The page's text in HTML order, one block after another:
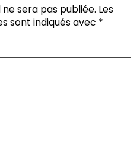
sera pas publiée. Les
sont indiqués avec *